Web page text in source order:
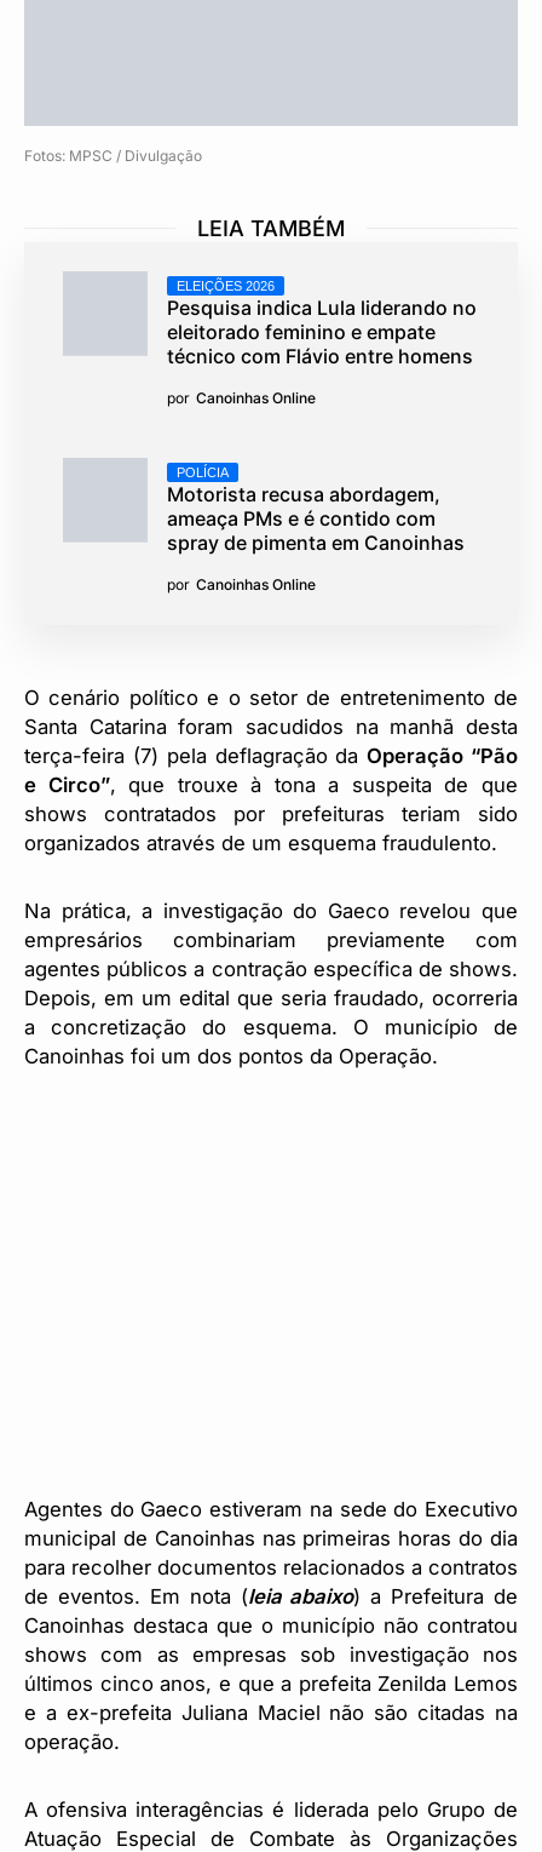
Fotos: MPSC / Divulgação
LEIA TAMBÉM
ELEIÇÕES 2026
Pesquisa indica Lula liderando no
eleitorado feminino e empate
técnico com Flávio entre homens
por Canoinhas Online
POLÍCIA
Motorista recusa abordagem,
ameaça PMs e é contido com
spray de pimenta em Canoinhas
por Canoinhas Online
O cenário político e o setor de entretenimento de
Santa Catarina foram sacudidos na manhã desta
terça-feira (7) pela deflagração daOperação “Pão
e Circo”, que trouxe à tona a suspeita de que
shows contratados por prefeituras teriam sido
organizados através de um esquema fraudulento.
Na prática, a investigação do Gaeco revelou que
empresários combinariam previamente com
agentes públicos a contração específica de shows.
Depois, em um edital que seria fraudado, ocorreria
a concretização do esquema. O município de
Canoinhas foi um dos pontos da Operação.
Agentes do Gaeco estiveram na sede do Executivo
municipal de Canoinhas nas primeiras horas do dia
para recolher documentos relacionados a contratos
de eventos. Em nota (leia abaixo) a Prefeitura de
Canoinhas destaca que o município não contratou
shows com as empresas sob investigação nos
últimos cinco anos, e que a prefeita Zenilda Lemos
e a ex-prefeita Juliana Maciel não são citadas na
operação.
A ofensiva interagências é liderada pelo Grupo de
Atuação Especial de Combate às Organizações